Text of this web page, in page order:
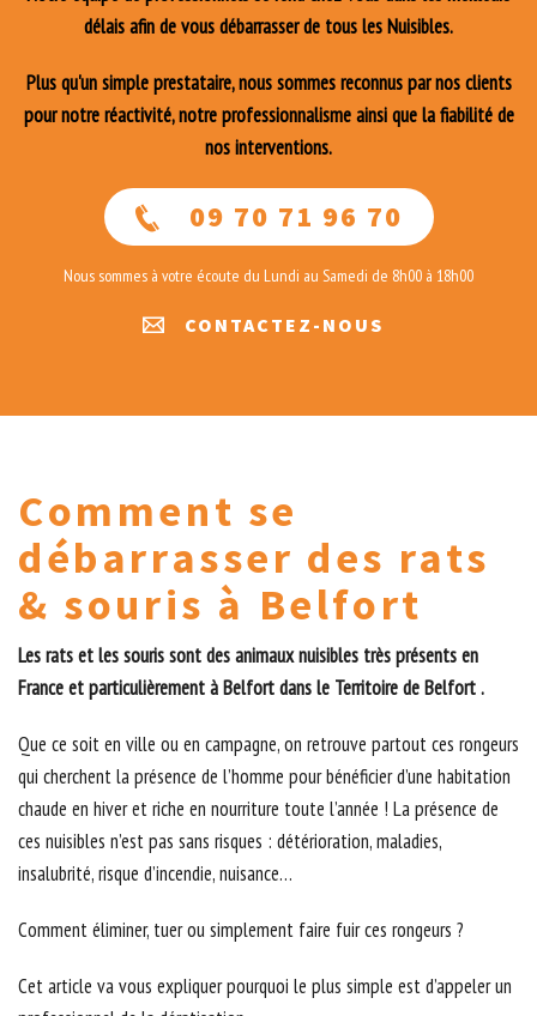
délais afin de vous débarrasser de tous les Nuisibles.
Plus qu'un simple prestataire, nous sommes reconnus par nos clients
pour notre réactivité, notre professionnalisme ainsi que la fiabilité de
nos interventions.
09 70 71 96 70
Nous sommes à votre écoute du Lundi au Samedi de 8h00 à 18h00
CONTACTEZ-NOUS
Comment se
débarrasser des rats
& souris à Belfort
Les rats et les souris sont des animaux nuisibles très présents en
France et particulièrement à Belfort dans le Territoire de Belfort .
Que ce soit en ville ou en campagne, on retrouve partout ces rongeurs
qui cherchent la présence de l’homme pour bénéficier d’une habitation
chaude en hiver et riche en nourriture toute l’année ! La présence de
ces nuisibles n’est pas sans risques : détérioration, maladies,
insalubrité, risque d’incendie, nuisance…
Comment éliminer, tuer ou simplement faire fuir ces rongeurs ?
Cet article va vous expliquer pourquoi le plus simple est d’appeler un